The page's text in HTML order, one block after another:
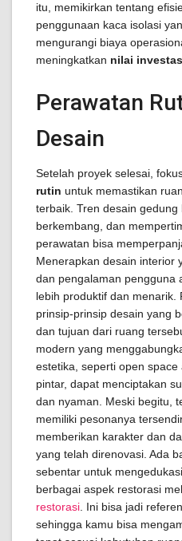
itu, memikirkan tentang
penggunaan kaca isolasi
mengurangi biaya
meningkatkan nilai
Perawatan
Desain
Setelah proyek selesai,
rutin untuk memastikan
terbaik. Tren desain gedung
berkembang, dan
perawatan bisa
Menerapkan desain interior
dan pengalaman pengguna
lebih produktif dan menarik.
prinsip-prinsip desain yang
dan tujuan dari ruang
modern yang
estetika, seperti open
pintar, dapat menciptakan
dan nyaman. Meski begitu,
memiliki pesonanya
memberikan karakter dan
yang telah direnovasi. Ada
sebentar untuk
berbagai aspek restorasi
restorasi . Ini bisa jadi
sehingga kamu bisa